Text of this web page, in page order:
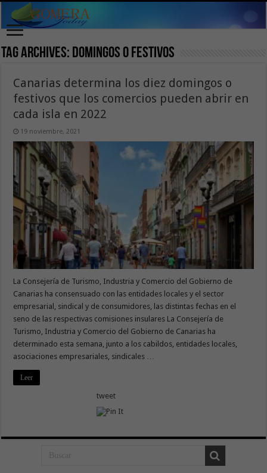
Tag Archives: domingos o festivos
Canarias determina los diez domingos o
festivos que los comercios pueden abrir en
cada isla en 2022
19 noviembre, 2021
La Consejería de Turismo, Industria y Comercio del Gobierno de
Canarias ha consensuado con las entidades locales y el sector
empresarial, sindical y de consumidores, las distintas fechas en el
seno de las respectivas comisiones insulares La Consejería de
Turismo, Industria y Comercio del Gobierno de Canarias ha
determinado esta semana, junto a los cabildos, entidades locales,
asociaciones empresariales, sindicales …
Leer
tweet